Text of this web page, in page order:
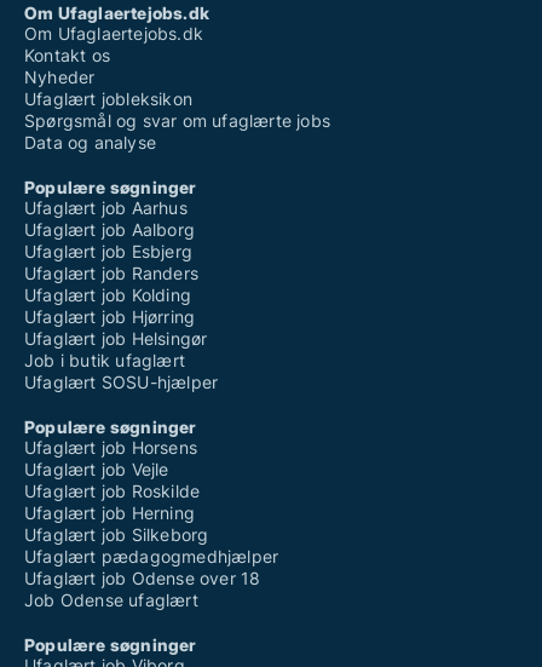
Om Ufaglaertejobs.dk
Om Ufaglaertejobs.dk
Kontakt os
Nyheder
Ufaglært jobleksikon
Spørgsmål og svar om ufaglærte jobs
Data og analyse
Populære søgninger
Ufaglært job Aarhus
Ufaglært job Aalborg
Ufaglært job Esbjerg
Ufaglært job Randers
Ufaglært job Kolding
Ufaglært job Hjørring
Ufaglært job Helsingør
Job i butik ufaglært
Ufaglært SOSU-hjælper
Populære søgninger
Ufaglært job Horsens
Ufaglært job Vejle
Ufaglært job Roskilde
Ufaglært job Herning
Ufaglært job Silkeborg
Ufaglært pædagogmedhjælper
Ufaglært job Odense over 18
Job Odense ufaglært
Populære søgninger